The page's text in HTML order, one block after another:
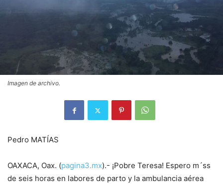
Imagen de archivo.
Pedro MATÍAS
OAXACA, Oax. (pagina3.mx).- ¡Pobre Teresa! Espero m´ss
de seis horas en labores de parto y la ambulancia aérea